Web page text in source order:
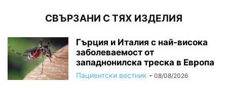
СВЪРЗАНИ С ТЯХ ИЗДЕЛИЯ
Гърция и Италия с най-висока
заболеваемост от
западнонилска треска в Европа
Пациентски вестник - 08/08/2026